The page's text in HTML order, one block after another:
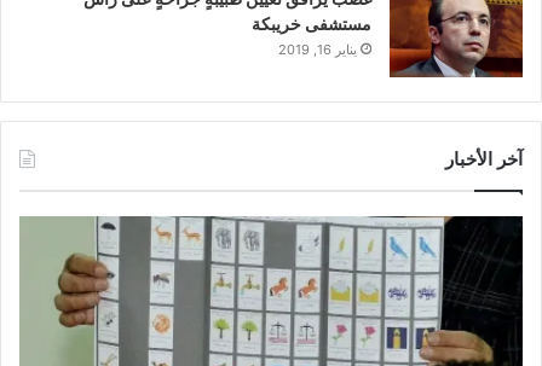
مستشفى خريبكة
يناير 16, 2019
آخر الأخبار